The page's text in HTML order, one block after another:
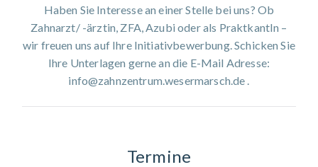
Haben Sie Interesse an einer Stelle bei uns? Ob
Zahnarzt/ -ärztin, ZFA, Azubi oder als PraktkantIn –
wir freuen uns auf Ihre Initiativbewerbung. Schicken Sie
Ihre Unterlagen gerne an die E-Mail Adresse:
info@zahnzentrum.wesermarsch.de .
Termine